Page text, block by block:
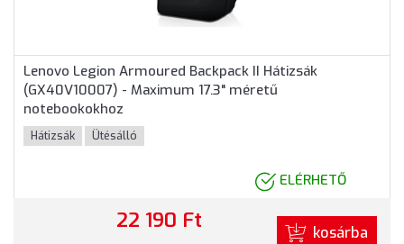
Lenovo Legion Armoured Backpack II Hátizsák
(GX40V10007) - Maximum 17.3" méretű
notebookokhoz
Hátizsák Ütésálló
ELÉRHETŐ
22 190 Ft kosárba